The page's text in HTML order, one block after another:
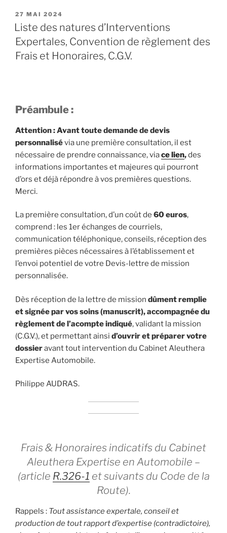
PUBLIÉ
LE
27 MAI 2024
Liste des natures d’Interventions
Expertales, Convention de règlement des
Frais et Honoraires, C.G.V.
Préambule :
Attention : Avant toute demande de devis
personnalisévia une première consultation, il est
nécessaire de prendre connaissance, viace lien,des
informations importantes et majeures qui pourront
d’ors et déjà répondre à vos premières questions.
Merci.
La première consultation, d’un coût de 60 euros,
comprend : les 1er échanges de courriels,
communication téléphonique, conseils, réception des
premières pièces nécessaires à l’établissement et
l’envoi potentiel de votre Devis-lettre de mission
personnalisée.
Dès réception de la lettre de mission dûment remplie
et signée par vos soins (manuscrit), accompagnée du
règlement de l’acompte indiqué, validant la mission
(C.G.V.), et permettant ainsi d’ouvrir et préparer votre
dossieravant tout intervention du Cabinet Aleuthera
Expertise Automobile.
Philippe AUDRAS.
Frais & Honoraires indicatifs du Cabinet
Aleuthera Expertise en Automobile –
(article R.326-1 et suivants du Code de la
Route).
Rappels : Tout assistance expertale, conseil et
production de tout rapport d’expertise (contradictoire),